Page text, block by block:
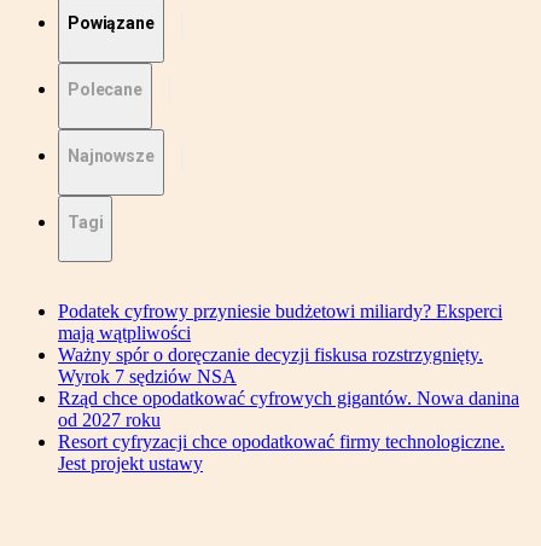
Powiązane
Polecane
Najnowsze
Tagi
Podatek cyfrowy przyniesie budżetowi miliardy? Eksperci
mają wątpliwości
Ważny spór o doręczanie decyzji fiskusa rozstrzygnięty.
Wyrok 7 sędziów NSA
Rząd chce opodatkować cyfrowych gigantów. Nowa danina
od 2027 roku
Resort cyfryzacji chce opodatkować firmy technologiczne.
Jest projekt ustawy